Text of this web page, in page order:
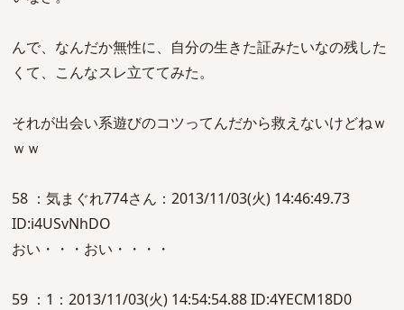
んで、なんだか無性に、自分の生きた証みたいなの残した
くて、こんなスレ立ててみた。
それが出会い系遊びのコツってんだから救えないけどねｗ
ｗｗ
58 ：気まぐれ774さん：2013/11/03(火) 14:46:49.73
ID:i4USvNhDO
おい・・・おい・・・・
59 ：1：2013/11/03(火) 14:54:54.88 ID:4YECM18D0